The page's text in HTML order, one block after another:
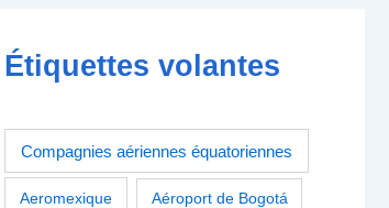
Étiquettes volantes
Compagnies aériennes équatoriennes
Aeromexique Aéroport de Bogotá